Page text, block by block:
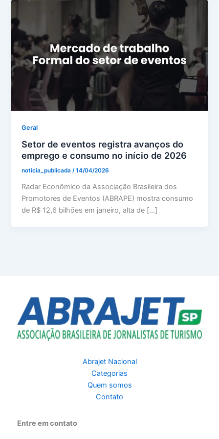
Geral
Setor de eventos registra avanços do
emprego e consumo no início de 2026
noticia_publicada/14/04/2026
Radar Econômico da Associação Brasileira dos
Promotores de Eventos (ABRAPE) mostra consumo
de R$ 12,6 bilhões em janeiro, alta de […]
Abrajet Nacional
Categorias
Quem somos
Contato
Entre em contato